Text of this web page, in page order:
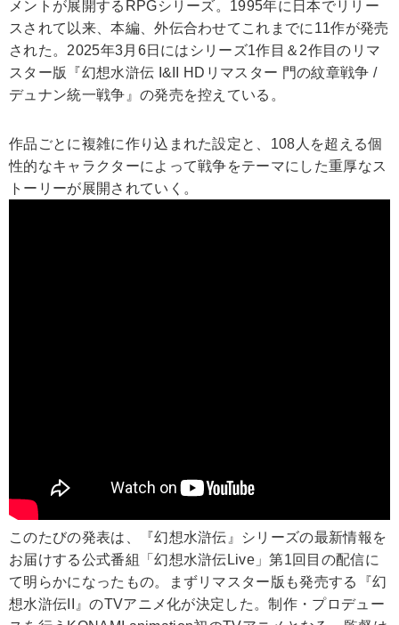
メントが展開するRPGシリーズ。1995年に日本でリリー
スされて以来、本編、外伝合わせてこれまでに11作が発売
された。2025年3月6日にはシリーズ1作目＆2作目のリマ
スター版『幻想水滸伝 I&II HDリマスター 門の紋章戦争 /
デュナン統一戦争』の発売を控えている。
作品ごとに複雑に作り込まれた設定と、108人を超える個
性的なキャラクターによって戦争をテーマにした重厚なス
トーリーが展開されていく。
このたびの発表は、『幻想水滸伝』シリーズの最新情報を
お届けする公式番組「幻想水滸伝Live」第1回目の配信に
て明らかになったもの。まずリマスター版も発売する『幻
想水滸伝II』のTVアニメ化が決定した。制作・プロデュー